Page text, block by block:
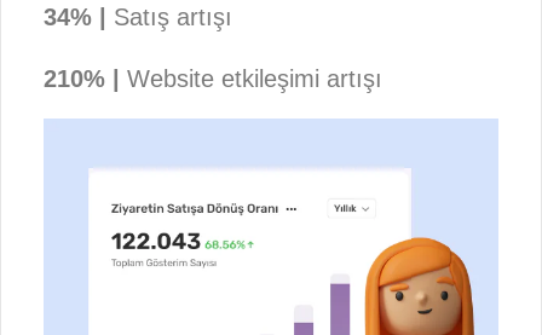
34% | Satış artışı
210% | Website etkileşimi artışı